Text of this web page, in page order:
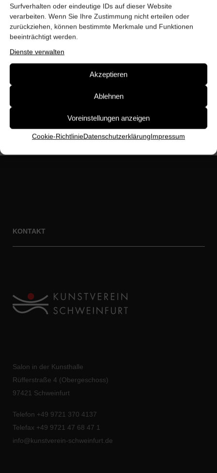
Surfverhalten oder eindeutige IDs auf dieser Website
verarbeiten. Wenn Sie Ihre Zustimmung nicht erteilen oder
zurückziehen, können bestimmte Merkmale und Funktionen
beeinträchtigt werden.
Dienste verwalten
Akzeptieren
Ablehnen
Voreinstellungen anzeigen
Cookie-RichtlinieDatenschutz­erklärungImpressum
KONTAKT
Salon in der Kunsthalle
Rüfferstraße 4 (Obergeschoss)
97421 Schweinfurt
Telefon +49 9721 370 4137
Telefax +49 9721 47 68 47 1
info@kunstverein-schweinfurt.de